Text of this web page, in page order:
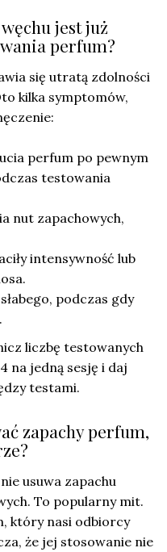
jest już
perfum?
się utratą zdolności
kilka symptomów,
perfum po pewnym
testowania
nut zapachowych,
intensywność lub
podczas gdy
liczbę testowanych
na jedną sesję i daj
testami.
zapachy perfum,
usuwa zapachu
To popularny mit.
który nasi odbiorcy
że jej stosowanie nie